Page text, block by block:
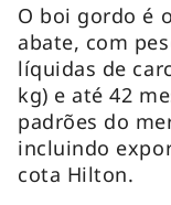
O boi gordo é
abate, com
líquidas de
kg) e até 42
padrões do
incluindo
cota Hilton.